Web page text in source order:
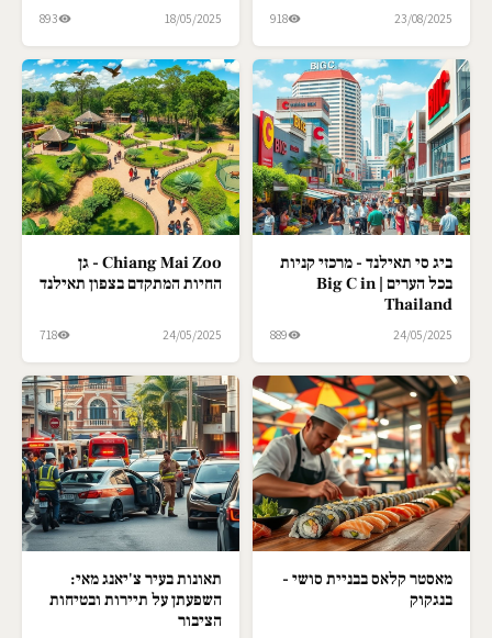
23/08/2025
918
18/05/2025
893
ביג סי תאילנד - מרכזי קניות
בכל הערים | Big C in
Thailand
24/05/2025
889
Chiang Mai Zoo - גן
החיות המתקדם בצפון תאילנד
24/05/2025
718
מאסטר קלאס בבניית סושי -
בנגקוק
תאונות בעיר צ'יאנג מאי:
השפעתן על תיירות ובטיחות
הציבור